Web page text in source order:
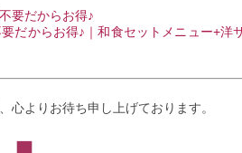
要だからお得♪
だからお得♪｜和食セットメニュー+洋
心よりお待ち申し上げております。